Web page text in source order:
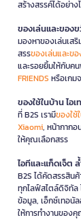
สร้างสรรค์ได้อย่าง
ของเล่นและขอ
มองหาของเล่นเส
สรรของเล่นและข
และรอยยิ้มให้กับค
FRIENDS หรือเกม
ของใช้ในบ้าน ไอ
ที่ B2S เรามีของใช้
Xiaomi, หน้ากาก
ให้คุณเลือกสรร
ไอทีและแก็ดเจ็ต
B2S ได้คัดสรรสินค้
ทุกไลฟ์สไตล์ดิจิทัล
ข้อมูล, เอ็กซ์เทอนั
ให้การทำงานของ